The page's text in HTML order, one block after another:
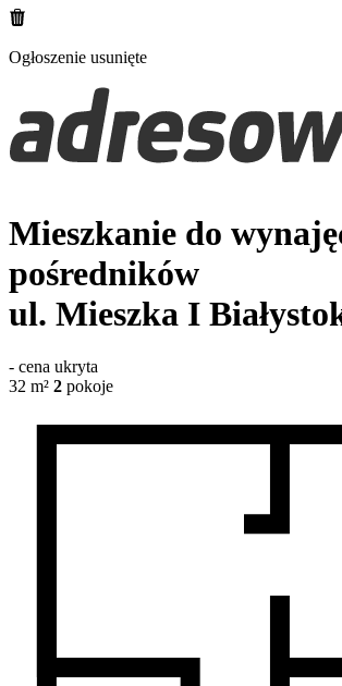
Ogłoszenie usunięte
Mieszkanie do
pośredników
ul. Mieszka I
- cena ukryta
32 m² 2 pokoje